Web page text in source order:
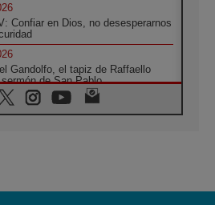
Confiar en Dios, no desesperarnos
Gandolfo, el tapiz de Raffaello
de San Pablo
«la paz no se compra con una